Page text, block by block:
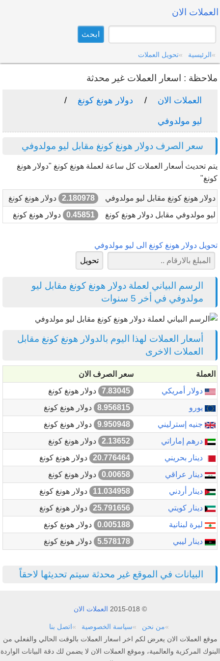
العملات الان
الرئيسية تحويل العملات
ملاحظة : اسعار العملات غير محدثة
العملات الان دولار هونغ كونغ
ليو مولدوفي
سعر الصرف دولار هونغ كونغ مقابل ليو مولدوفي
يتم تحديث أسعار العملات كل ساعة لعملة هونغ كونغ "دولار هونغ
كونغ"
دولار هونغ كونغ مقابل ليو مولدوفي 2.180978
دولار هونغ كونغ
ليو مولدوفي مقابل دولار هونغ كونغ
0.45851 دولار هونغ كونغ
تحويل دولار هونغ كونغ الى ليو مولدوفي
الرسم البياني لعملة دولار هونغ كونغ مقابل ليو
مولدوفي في أخر 5 سنوات
أسعار العملات لهذا اليوم بالدولار هونغ كونغ مقابل
العملات الاخرى
العملة
سعر الصرف الان
دولار أمريكي
7.83045
دولار هونغ كونغ
يورو
8.956815
دولار هونغ كونغ
جنيه إسترليني
9.950948
دولار هونغ كونغ
درهم إماراتي
2.13652
دولار هونغ كونغ
دينار بحريني
20.776464
دولار هونغ كونغ
دينار عراقي
0.00658
دولار هونغ كونغ
دينار أردني
11.034958
دولار هونغ كونغ
دينار كويتي
25.791656
دولار هونغ كونغ
ليرة لبنانية
0.005188
دولار هونغ كونغ
دينار ليبي
5.578178 دولار هونغ كونغ
البيانات في الموقع غير محدثة سيتم تحديثها لاحقاً
© 2015-018 العملات الان
من نحن سياسة الخصوصية
اتصل بنا
موقع العملات الان يعرض لكم اخر اسعار العملات بالوقت الحالي والفعلي من
البنوك المركزية والعالمية، وموقع العملات الان لا يضمن لك دقة البيانات الواردة